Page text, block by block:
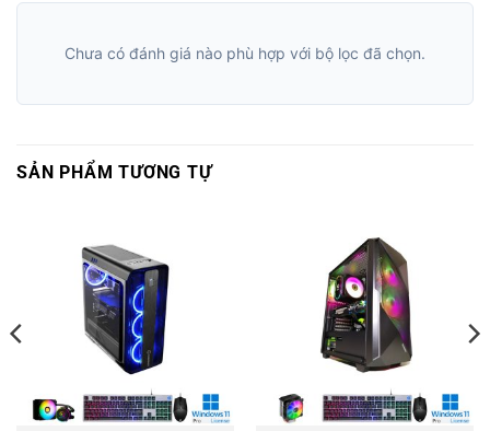
Chưa có đánh giá nào phù hợp với bộ lọc đã chọn.
SẢN PHẨM TƯƠNG TỰ